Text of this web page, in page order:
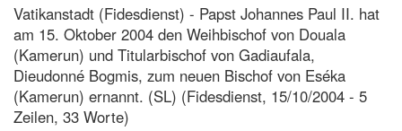
Vatikanstadt (Fidesdienst) - Papst Johannes Paul II. hat
am 15. Oktober 2004 den Weihbischof von Douala
(Kamerun) und Titularbischof von Gadiaufala,
Dieudonné Bogmis, zum neuen Bischof von Eséka
(Kamerun) ernannt. (SL) (Fidesdienst, 15/10/2004 - 5
Zeilen, 33 Worte)